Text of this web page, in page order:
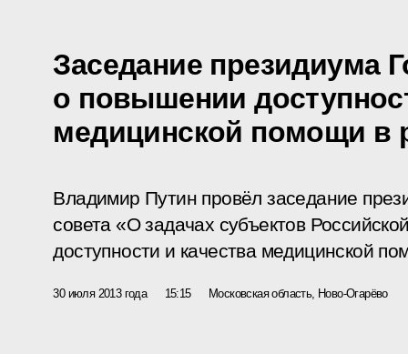
Заседание президиума
о повышении
медицинской помощи в
Владимир Путин провёл заседание
совета «О задачах субъектов
доступности и качества медицинской
30 июля 2013 года 15:15 Московская область, Ново-Огарёво